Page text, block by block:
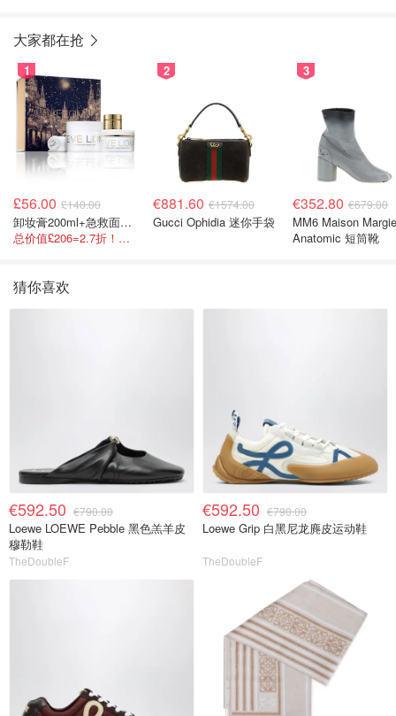
大家都在抢
1
£56.00 £140.00
卸妆膏200ml+急救面膜100ml+青春面霜15ml
总价值£206=2.7折！闭眼冲这套！
2
€881.60 €1574.00
Gucci Ophidia 迷你手袋
3
€352.80 €679.00
MM6 Maison
Anatomic 短筒靴
猜你喜欢
€592.50 €790.00
Loewe LOEWE Pebble 黑色羔羊皮
穆勒鞋
TheDoubleF
€592.50 €790.00
Loewe Grip 白黑尼龙麂皮运动鞋
TheDoubleF